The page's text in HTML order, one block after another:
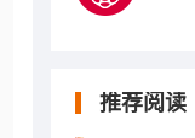
推荐阅读